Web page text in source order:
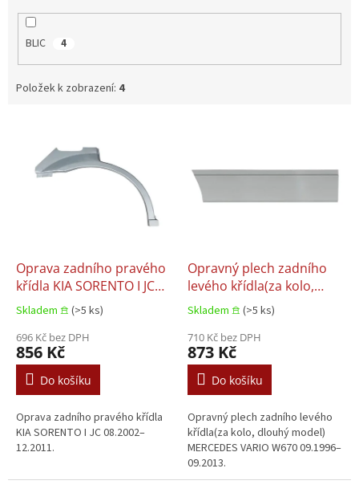
BLIC 4
Položek k zobrazení: 4
ů
Oprava zadního pravého
křídla KIA SORENTO I JC
08.2002–12.2011
Skladem 𖠿 (>5 ks)
696 Kč bez DPH
856 Kč
Do košíku
Oprava zadního pravého křídla
KIA SORENTO I JC 08.2002–
12.2011.
Opravný plech zadního
levého křídla(za kolo,
dlouhý model)
MERCEDES VARIO W670
09.1996–09.2013
Skladem 𖠿 (>5 ks)
710 Kč bez DPH
873 Kč
Do košíku
Opravný plech zadního levého
křídla(za kolo, dlouhý model)
MERCEDES VARIO W670 09.1996–
09.2013.